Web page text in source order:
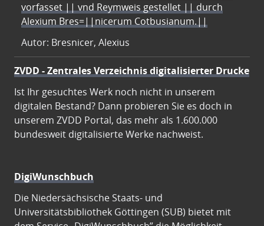
vorfasset || vnd Reymweis gestellet || durch
Alexium Bres=||nicerum Cotbusianum.||
Autor: Bresnicer, Alexius
ZVDD - Zentrales Verzeichnis digitalisierter Drucke
Ist Ihr gesuchtes Werk noch nicht in unserem
digitalen Bestand? Dann probieren Sie es doch in
unserem ZVDD Portal, das mehr als 1.600.000
bundesweit digitalisierte Werke nachweist.
DigiWunschbuch
Die Niedersächsische Staats- und
Universitätsbibliothek Göttingen (SUB) bietet mit